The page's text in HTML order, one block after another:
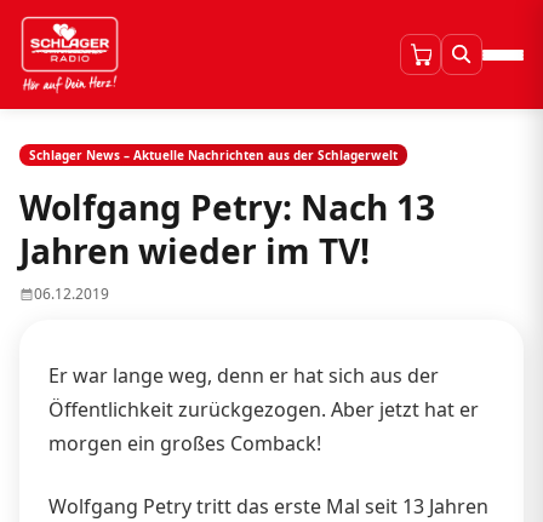
Schlager News – Aktuelle Nachrichten aus der Schlagerwelt
Wolfgang Petry: Nach 13
Jahren wieder im TV!
06.12.2019
Er war lange weg, denn er hat sich aus der
Öffentlichkeit zurückgezogen. Aber jetzt hat er
morgen ein großes Comback!
Wolfgang Petry tritt das erste Mal seit 13 Jahren